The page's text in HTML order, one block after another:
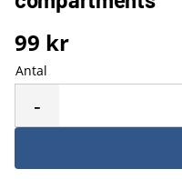
99 kr
Antal
-